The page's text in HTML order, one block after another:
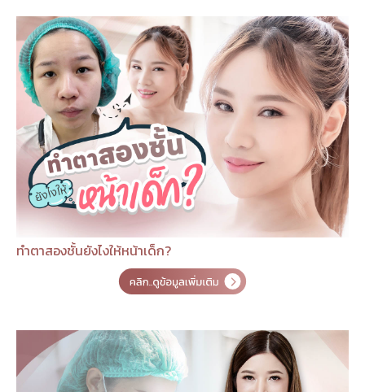
ทำตาสองชั้นยังไงให้หน้าเด็ก?